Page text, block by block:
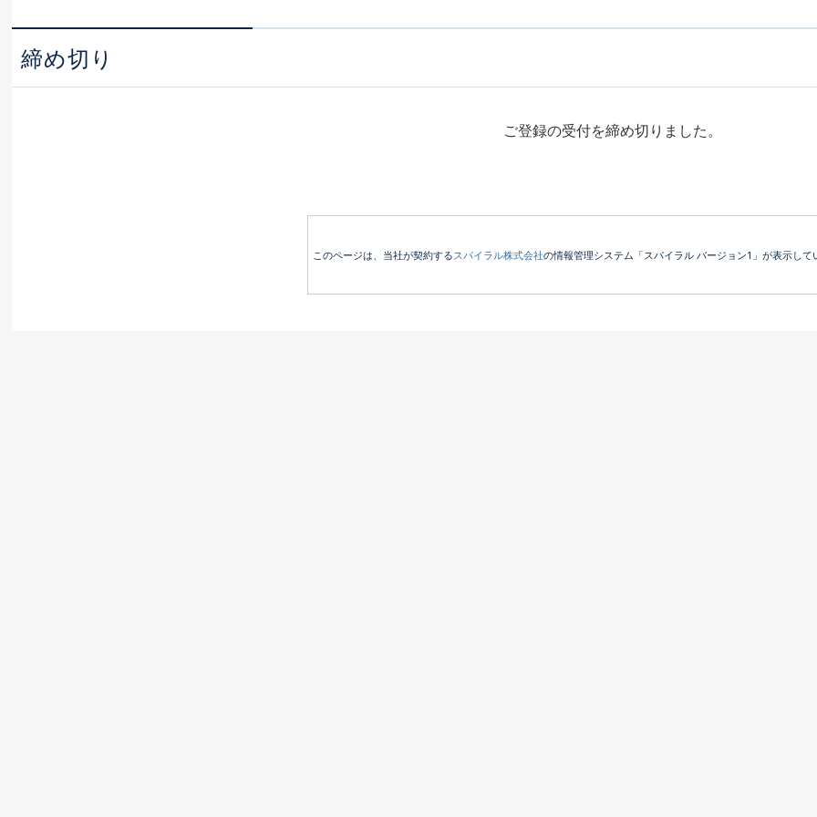
締め切り
ご登録の受付を締め切りました。
このページは、当社が契約するスパイラル株式会社の情報管理システム「スパイラル バージョン1」が表示して